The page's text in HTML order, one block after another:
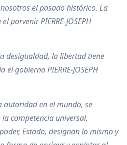
el pasado histórico. La
porvenir PIERRE-JOSEPH
desigualdad, la libertad tiene
gobierno PIERRE-JOSEPH
autoridad en el mundo, se
competencia universal.
Estado, designan lo mismo y